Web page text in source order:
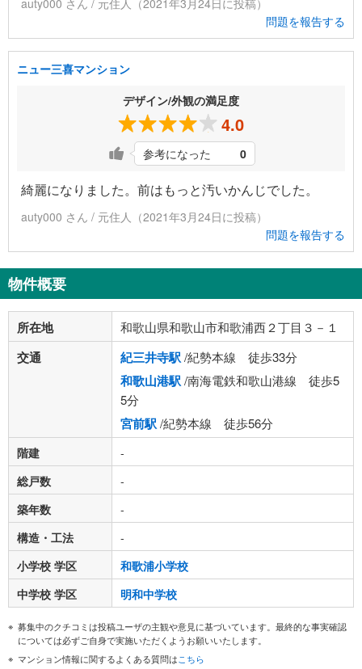
auty000 さん / 元住人（2021年3月24日に投稿）
問題を報告する
ニュー三喜マンション
デザイン/外観の満足度
4.0
参考になった 0
綺麗になりました。前はもっと汚いかんじでした。
auty000 さん / 元住人（2021年3月24日に投稿）
問題を報告する
物件概要
所在地 和歌山県和歌山市和歌浦西２丁目３－１
交通 紀三井寺駅/紀勢本線 徒歩33分
和歌山港駅/南海電鉄和歌山港線 徒歩5
5分
宮前駅/紀勢本線 徒歩56分
階建
-
総戸数
-
築年数
-
構造・工法
-
小学校 学区
和歌浦小学校
中学校 学区
明和中学校
募集中のクチコミは投稿ユーザの主観や意見に基づいています。最終的な事実確認
については必ずご自身で実施いただくようお願いいたします。
マンション情報に関するよくある質問はこちら